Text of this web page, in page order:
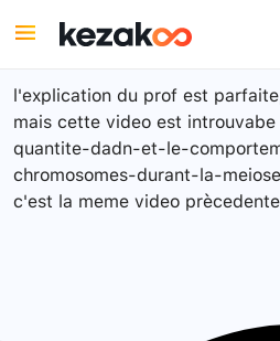
l'explication du prof est
mais cette video est
quantite-dadn-et-le-
chromosomes-durant-la-meiose
c'est la meme video